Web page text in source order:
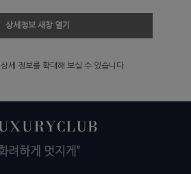
상세정보 새창 열기
상세 정보를 확대해 보실 수 있습니다.